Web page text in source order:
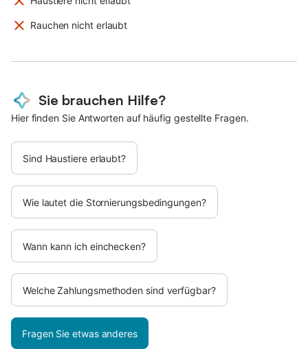
Rauchen nicht erlaubt
Sie brauchen Hilfe?
Hier finden Sie Antworten auf häufig gestellte Fragen.
Sind Haustiere erlaubt?
Wie lautet die Stornierungsbedingungen?
Wann kann ich einchecken?
Welche Zahlungsmethoden sind verfügbar?
Fragen Sie etwas anderes